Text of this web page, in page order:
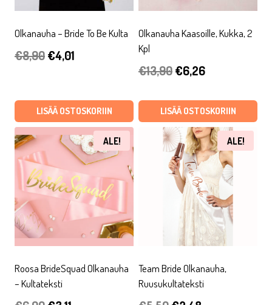
Olkanauha – Bride To Be Kulta
€8,90Alkuperäinen
€8,90.
€4,01
€4,01.
LISÄÄ OSTOSKORIIN
Olkanauha Kaasoille, Kukka, 2
Kpl
€13,90Alkuperäinen
oli:
€13,90.
€6,26Nykyinen
on:
€6,26.
LISÄÄ OSTOSKORIIN
ALE!
Roosa BrideSquad Olkanauha
– Kultateksti
ALE!
Team Bride Olkanauha,
Ruusukultateksti